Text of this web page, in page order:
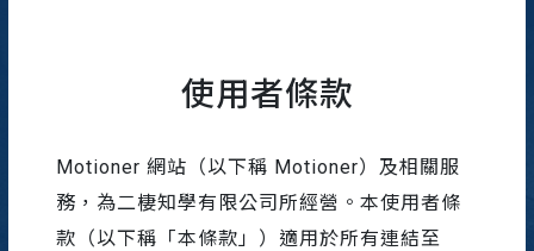
使用者條款
Motioner 網站（以下稱 Motioner）及相關服
務，為二棲知學有限公司所經營。本使用者條
款（以下稱「本條款」）適用於所有連結至
Resource sharing
資源分享